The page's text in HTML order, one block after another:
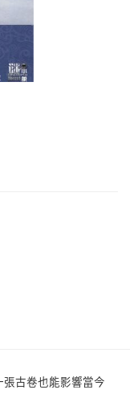
古卷也能影響當今